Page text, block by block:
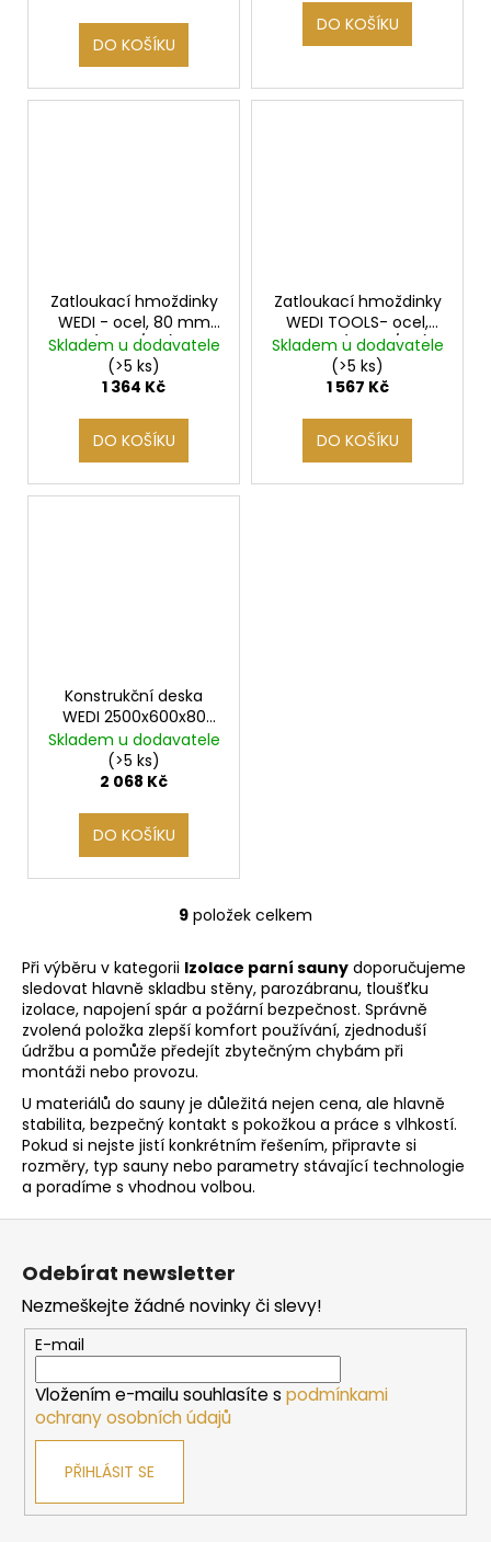
DO KOŠÍKU
DO KOŠÍKU
Zatloukací hmoždinky
WEDI - ocel, 80 mm
(100ks/bal)
Skladem u dodavatele
(>5 ks)
1 364 Kč
DO KOŠÍKU
Zatloukací hmoždinky
WEDI TOOLS- ocel,
110mm (100 ks/bal)
Skladem u dodavatele
(>5 ks)
1 567 Kč
DO KOŠÍKU
Konstrukční deska
WEDI 2500x600x80
mm, 1 ks
Skladem u dodavatele
(>5 ks)
2 068 Kč
DO KOŠÍKU
O
l
á
d
a
c
í
p
r
v
k
y
i
s
u
9 položek celkem
Při výběru v kategorii Izolace parní sauny doporučujeme
sledovat hlavně skladbu stěny, parozábranu, tloušťku
izolace, napojení spár a požární bezpečnost. Správně
zvolená položka zlepší komfort používání, zjednoduší
údržbu a pomůže předejít zbytečným chybám při
montáži nebo provozu.
U materiálů do sauny je důležitá nejen cena, ale hlavně
stabilita, bezpečný kontakt s pokožkou a práce s vlhkostí.
Pokud si nejste jistí konkrétním řešením, připravte si
rozměry, typ sauny nebo parametry stávající technologie
a poradíme s vhodnou volbou.
Z
Odebírat newsletter
Nezmeškejte žádné novinky či slevy!
E-mail
Vložením e-mailu souhlasíte s podmínkami
ochrany osobních údajů
PŘIHLÁSIT SE